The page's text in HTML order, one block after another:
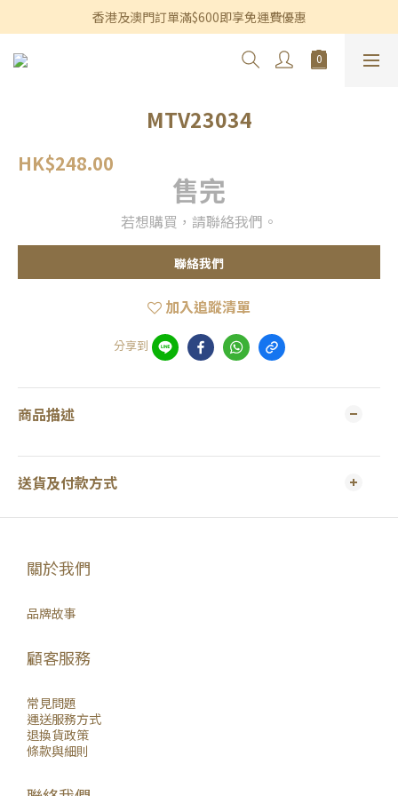
香港及澳門訂單滿$600即享免運費優惠
香港及澳門訂單滿$600即享免運費優惠
3個月內買滿$1,200可享永久九折優惠
MTV23034
HK$248.00
售完
若想購買，請聯絡我們。
聯絡我們
加入追蹤清單
分享到
商品描述
送貨及付款方式
關於我們
品牌故事
顧客服務
常見問題
運送服務方式
退換貨政策
條款與細則